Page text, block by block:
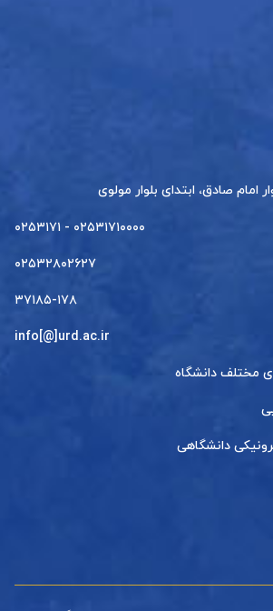
امام صادق، ابتدای بلوار مولوی
۰۲۵۳۱۷۱۰۰۰۰ - ۰۲۵۳۱۷۱
۰۲۵۳۲۸۰۲۶۲۷
۳۷۱۸۵-۱۷۸
info[@]urd.ac.ir
مختلف دانشگاه
دانشگاهی